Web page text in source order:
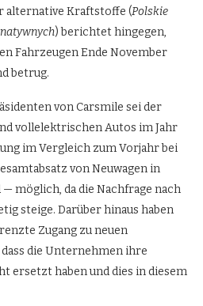
alternative Kraftstoffe (Polskie
) berichtet hingegen,
Fahrzeugen Ende November
betrug.
von Carsmile sei der
vollelektrischen Autos im Jahr
im Vergleich zum Vorjahr bei
von Neuwagen in
— möglich, da die Nachfrage nach
steige. Darüber hinaus haben
Zugang zu neuen
die Unternehmen ihre
ersetzt haben und dies in diesem